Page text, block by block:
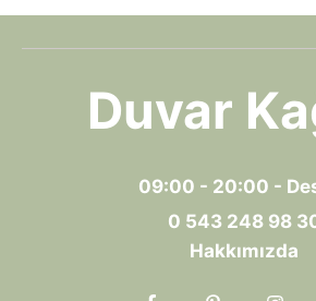
Duvar
09:00 - 20:00 -
0 543 248 98
Hakkımızda